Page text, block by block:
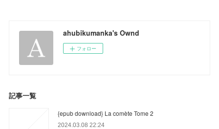
ahubikumanka's Ownd
フォロー
記事一覧
{epub download} La comète Tome 2
2024.03.08 22:24